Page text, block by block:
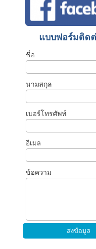
แบบฟอร์มติด
ชื่อ
นามสกุล
เบอร์โทรศัพท์
อีเมล
ข้อความ